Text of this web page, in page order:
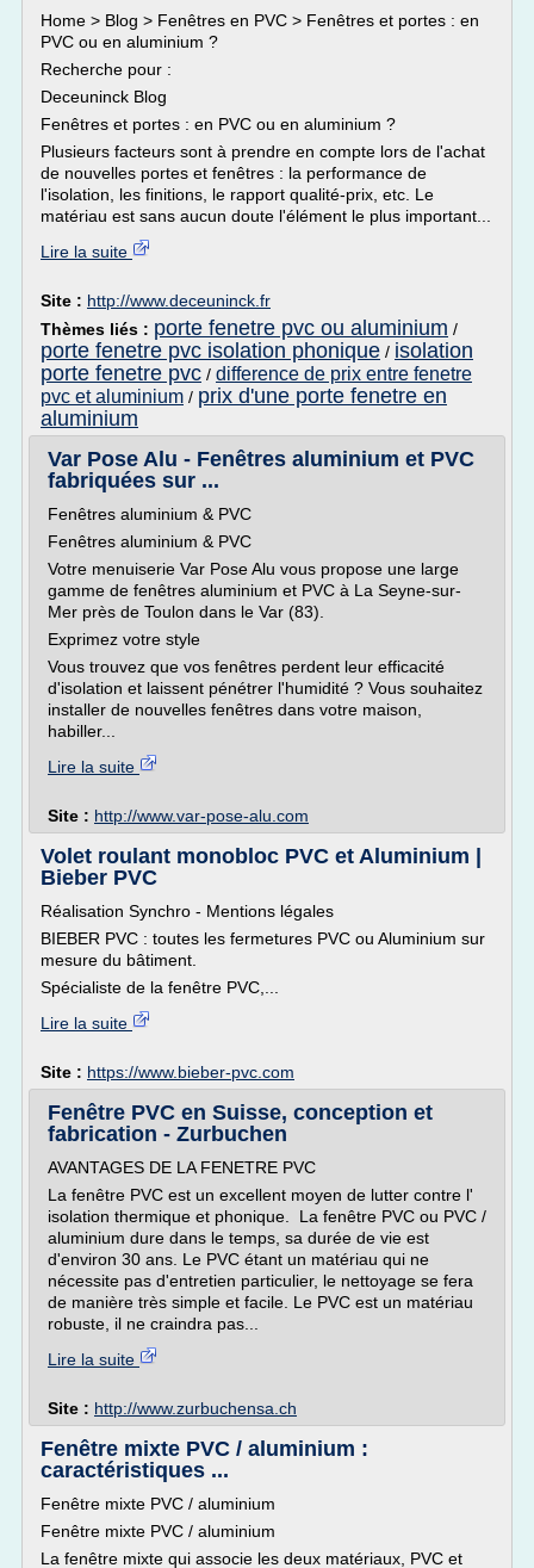
Home > Blog > Fenêtres en PVC > Fenêtres et portes : en
PVC ou en aluminium ?
Recherche pour :
Deceuninck Blog
Fenêtres et portes : en PVC ou en aluminium ?
Plusieurs facteurs sont à prendre en compte lors de l'achat
de nouvelles portes et fenêtres : la performance de
l'isolation, les finitions, le rapport qualité-prix, etc. Le
matériau est sans aucun doute l'élément le plus important...
Lire la suite
Site : http://www.deceuninck.fr
Thèmes liés : porte fenetre pvc ou aluminium /
porte fenetre pvc isolation phonique / isolation
porte fenetre pvc / difference de prix entre fenetre
pvc et aluminium / prix d'une porte fenetre en
aluminium
Var Pose Alu - Fenêtres aluminium et PVC
fabriquées sur ...
Fenêtres aluminium & PVC
Fenêtres aluminium & PVC
Votre menuiserie Var Pose Alu vous propose une large
gamme de fenêtres aluminium et PVC à La Seyne-sur-
Mer près de Toulon dans le Var (83).
Exprimez votre style
Vous trouvez que vos fenêtres perdent leur efficacité
d'isolation et laissent pénétrer l'humidité ? Vous souhaitez
installer de nouvelles fenêtres dans votre maison,
habiller...
Lire la suite
Site : http://www.var-pose-alu.com
Volet roulant monobloc PVC et Aluminium |
Bieber PVC
Réalisation Synchro - Mentions légales
BIEBER PVC : toutes les fermetures PVC ou Aluminium sur
mesure du bâtiment.
Spécialiste de la fenêtre PVC,...
Lire la suite
Site : https://www.bieber-pvc.com
Fenêtre PVC en Suisse, conception et
fabrication - Zurbuchen
AVANTAGES DE LA FENETRE PVC
La fenêtre PVC est un excellent moyen de lutter contre l'
isolation thermique et phonique. La fenêtre PVC ou PVC /
aluminium dure dans le temps, sa durée de vie est
d'environ 30 ans. Le PVC étant un matériau qui ne
nécessite pas d'entretien particulier, le nettoyage se fera
de manière très simple et facile. Le PVC est un matériau
robuste, il ne craindra pas...
Lire la suite
Site : http://www.zurbuchensa.ch
Fenêtre mixte PVC / aluminium :
caractéristiques ...
Fenêtre mixte PVC / aluminium
Fenêtre mixte PVC / aluminium
La fenêtre mixte qui associe les deux matériaux, PVC et